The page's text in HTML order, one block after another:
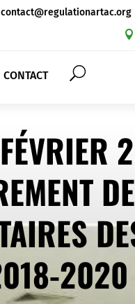
contact@regulationartac.org

CONTACT
2020